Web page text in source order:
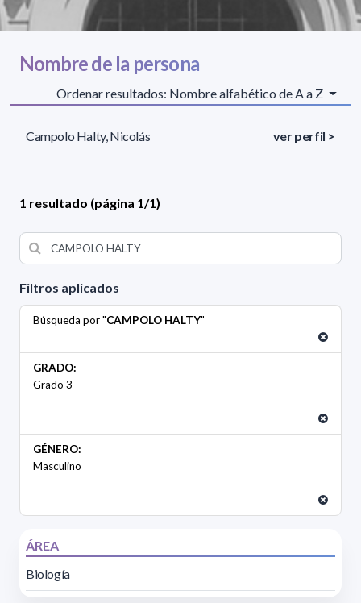
Filtros aplicados
Búsqueda por "CAMPOLO HALTY"
GRADO:
Grado 3
GÉNERO:
Masculino
ÁREA
Biología
Nombre de la persona
Ordenar resultados: Nombre alfabético de A a Z
Campolo Halty, Nicolás ver perfil >
1 resultado (página 1/1)